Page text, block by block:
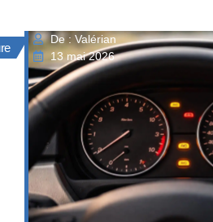
De : Valérian
13 mai 2026